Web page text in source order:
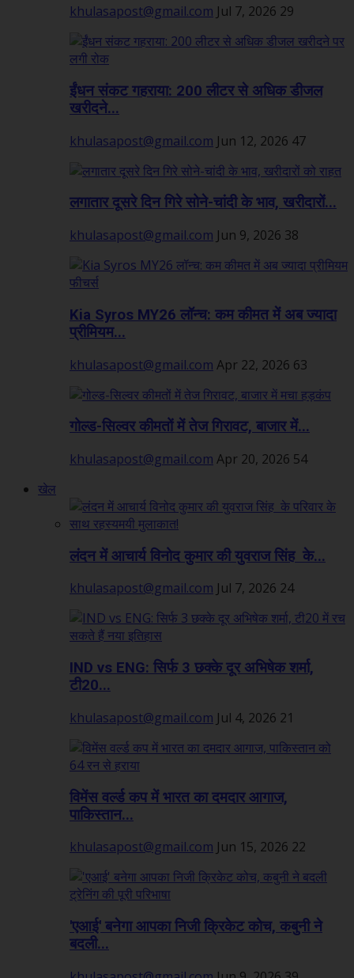
khulasapost@gmail.com Jul 7, 2026 29
ईंधन संकट गहराया: 200 लीटर से अधिक डीजल
खरीदने...
khulasapost@gmail.com Jun 12, 2026 47
लगातार दूसरे दिन गिरे सोने-चांदी के भाव, खरीदारों...
khulasapost@gmail.com Jun 9, 2026 38
Kia Syros MY26 लॉन्च: कम कीमत में अब ज्यादा
प्रीमियम...
khulasapost@gmail.com Apr 22, 2026 63
गोल्ड-सिल्वर कीमतों में तेज गिरावट, बाजार में...
khulasapost@gmail.com Apr 20, 2026 54
खेल
लंदन में आचार्य विनोद कुमार की युवराज सिंह के...
khulasapost@gmail.com Jul 7, 2026 24
IND vs ENG: सिर्फ 3 छक्के दूर अभिषेक शर्मा,
टी20...
khulasapost@gmail.com Jul 4, 2026 21
विमेंस वर्ल्ड कप में भारत का दमदार आगाज,
पाकिस्तान...
khulasapost@gmail.com Jun 15, 2026 22
'एआई' बनेगा आपका निजी क्रिकेट कोच, कबुनी ने
बदली...